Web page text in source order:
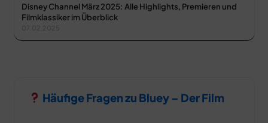
Disney Channel März 2025: Alle Highlights, Premieren und
Filmklassiker im Überblick
07.02.2025
Häufige Fragen zu Bluey – Der Film